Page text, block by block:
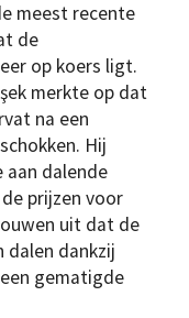
meest recente
de
op koers ligt.
merkte op dat
na een
Hij
dalende
prijzen voor
uit dat de
dalen dankzij
gematigde